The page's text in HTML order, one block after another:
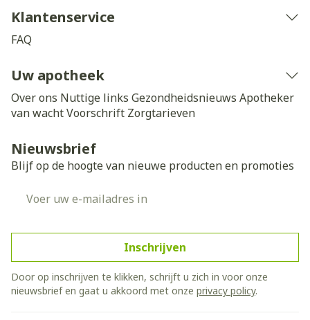
Klantenservice
FAQ
Uw apotheek
Over ons Nuttige links Gezondheidsnieuws Apotheker
van wachtVoorschrift Zorgtarieven
Nieuwsbrief
Blijf op de hoogte van nieuwe producten en promoties
Inschrijven
Door op inschrijven te klikken, schrijft u zich in voor onze
nieuwsbrief en gaat u akkoord met onze privacy policy.